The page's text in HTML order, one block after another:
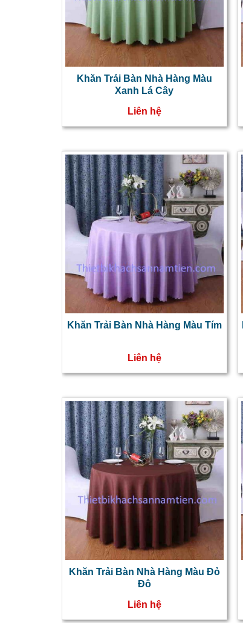
Khăn Trải Bàn Nhà Hàng Màu
Xanh Lá Cây
Liên hệ
Khăn Trải Bàn Nhà Hàng Màu Tím
Liên hệ
Khăn Trải Bàn Nhà Hàng Màu Đỏ
Đô
Liên hệ